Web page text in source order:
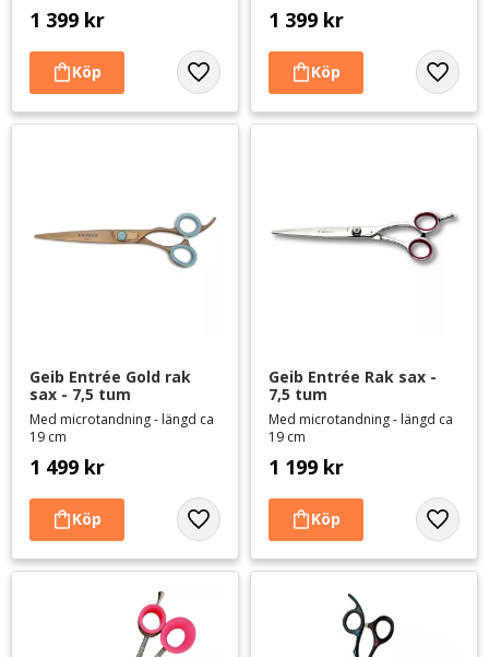
1 399 kr
Lägg till i favoriter
1 399 kr
Lägg
Geib Entrée Gold rak
sax - 7,5 tum
Med microtandning - längd ca
19 cm
1 499 kr
Lägg till i favoriter
Geib Entrée Rak sax -
7,5 tum
Med microtandning - längd ca
19 cm
1 199 kr
Lägg